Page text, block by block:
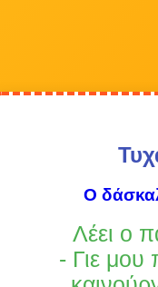
Ο
Λέει ο
- Γιε μου